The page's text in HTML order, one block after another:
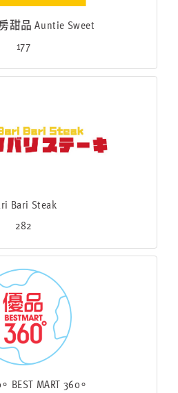
甜品 Auntie Sweet
177
Bari Steak
282
BEST MART 360∘